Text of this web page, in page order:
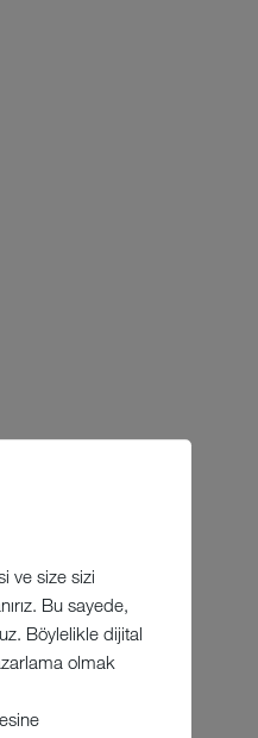
ve size sizi
Bu sayede,
Böylelikle dijital
olmak